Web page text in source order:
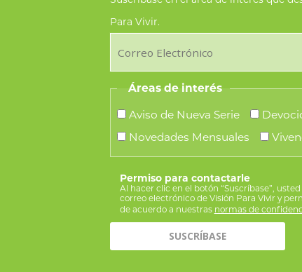
Para Vivir.
Áreas de interés
Aviso de Nueva Serie
Novedades Mensuales
Permiso para contactarle
Al hacer clic en el botón “Suscríbase”,
correo electrónico de Visión Para Vivir y
de acuerdo a nuestras normas de